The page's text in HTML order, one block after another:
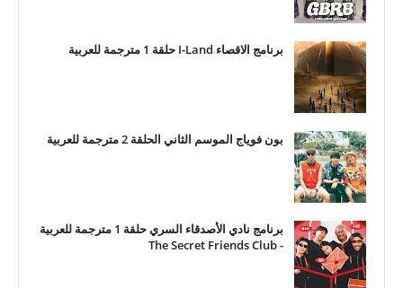
برنامج الاقصاء I-Land حلقة 1 مترجمة للعربية
بون فوياج الموسم الثاني الحلقة 2 مترجمة للعربية
برنامج نادي الأصدقاء السري حلقة 1 مترجمة للعربية
- The Secret Friends Club